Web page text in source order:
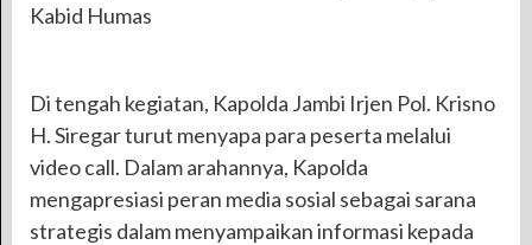
Kabid Humas
Di tengah kegiatan, Kapolda Jambi Irjen Pol. Krisno
H. Siregar turut menyapa para peserta melalui
video call. Dalam arahannya, Kapolda
mengapresiasi peran media sosial sebagai sarana
strategis dalam menyampaikan informasi kepada